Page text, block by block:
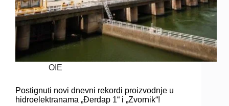
OIE
Postignuti novi dnevni rekordi proizvodnje u
hidroelektranama „Đerdap 1“ i „Zvornik“!